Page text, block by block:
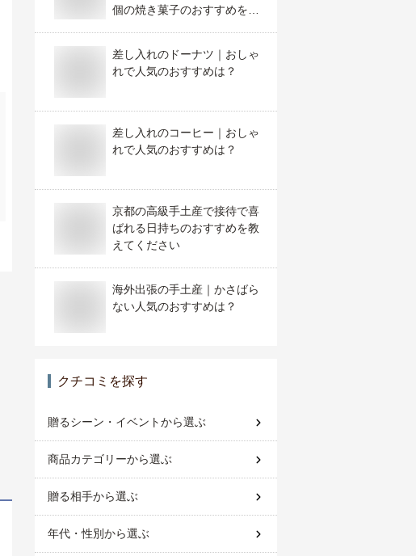
個の焼き菓子のおすすめを教
差し入れのドーナツ｜おしゃ
れで人気のおすすめは？
差し入れのコーヒー｜おしゃ
れで人気のおすすめは？
京都の高級手土産で接待で喜
ばれる日持ちのおすすめを教
えてください
海外出張の手土産｜かさばら
ない人気のおすすめは？
クチコミを探す
贈るシーン・イベントから選ぶ
商品カテゴリーから選ぶ
贈る相手から選ぶ
年代・性別から選ぶ